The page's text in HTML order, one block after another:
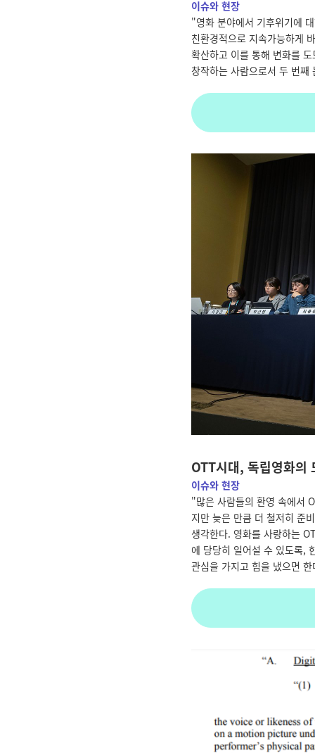
이슈와 현장
"영화 분야에서 기후위기에
친환경적으로 지속가능하게
확산하고 이를 통해 변화를
창작하는 사람으로서 두 번째
OTT시대, 독립영화의
이슈와 현장
"많은 사람들의 환영 속에서
지만 늦은 만큼 더 철저히 준
생각한다. 영화를 사랑하는
에 당당히 일어설 수 있도록,
관심을 가지고 힘을 냈으면